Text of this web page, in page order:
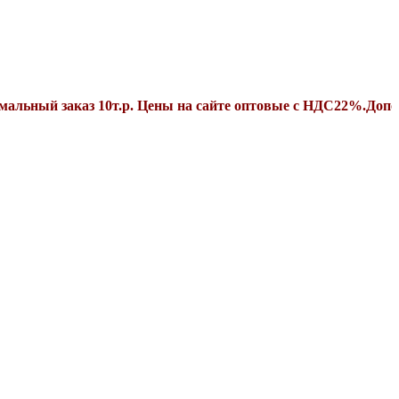
заказ 10т.р. Цены на сайте оптовые с